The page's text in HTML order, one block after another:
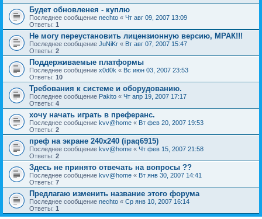
Будет обновленея - куплю
Последнее сообщение nechto « Чт авг 09, 2007 13:09
Ответы: 1
Не могу переустановить лицензионную версию, МРАК!!!
Последнее сообщение JuNiKr « Вт авг 07, 2007 15:47
Ответы: 2
Поддерживаемые платформы
Последнее сообщение x0d0k « Вс июн 03, 2007 23:53
Ответы: 10
Требования к системе и оборудованию.
Последнее сообщение Pakito « Чт апр 19, 2007 17:17
Ответы: 4
хочу начать играть в преферанс.
Последнее сообщение kvv@home « Вт фев 20, 2007 19:53
Ответы: 2
преф на экране 240х240 (ipaq6915)
Последнее сообщение kvv@home « Чт фев 15, 2007 21:58
Ответы: 2
Здесь не принято отвечать на вопросы ??
Последнее сообщение kvv@home « Вт янв 30, 2007 14:41
Ответы: 7
Предлагаю изменить название этого форума
Последнее сообщение nechto « Ср янв 10, 2007 16:14
Ответы: 1